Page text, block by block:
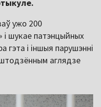
ужо 200
і шукае патэнцыйных
гэта і іншыя парушэнні
аглядзе